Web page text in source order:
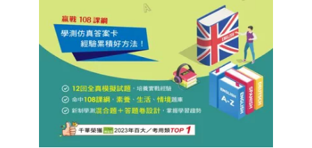
日本購物 電子/紙本書
HOT